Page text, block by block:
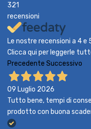
321
recensioni
Le nostre recensioni a 4 e
Clicca qui per leggerle
Precedente Successivo
09 Luglio 2026
Tutto bene, tempi di
prodotto con buona